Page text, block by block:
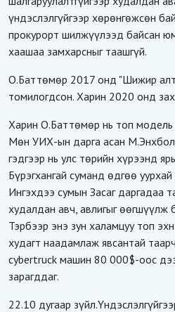
үндэслэлгүйгээр хөрөнгөжсөн
прокурорт шилжүүлээд байсан
хаашаа замхарсныг таашгүй.
О.Баттөмөр 2017 онд "Шижир
томилогдсон. Харин 2020 онд
Харин О.Баттөмөр нь топ
Мөн УИХ-ын дарга асан
гэдгээр нь улс төрийн хүрээнд
Бүрэгхангай суманд өдгөө
Ингэхдээ сумын Засаг даргадаа
худалдан авч, авлигыг өөгшүүлж
Тэрбээр энэ зун халамцуу топ
худагт наадамлаж явсантай
cybertruck машин 80 000$-оос
зарагддаг.
22.10 дугаар